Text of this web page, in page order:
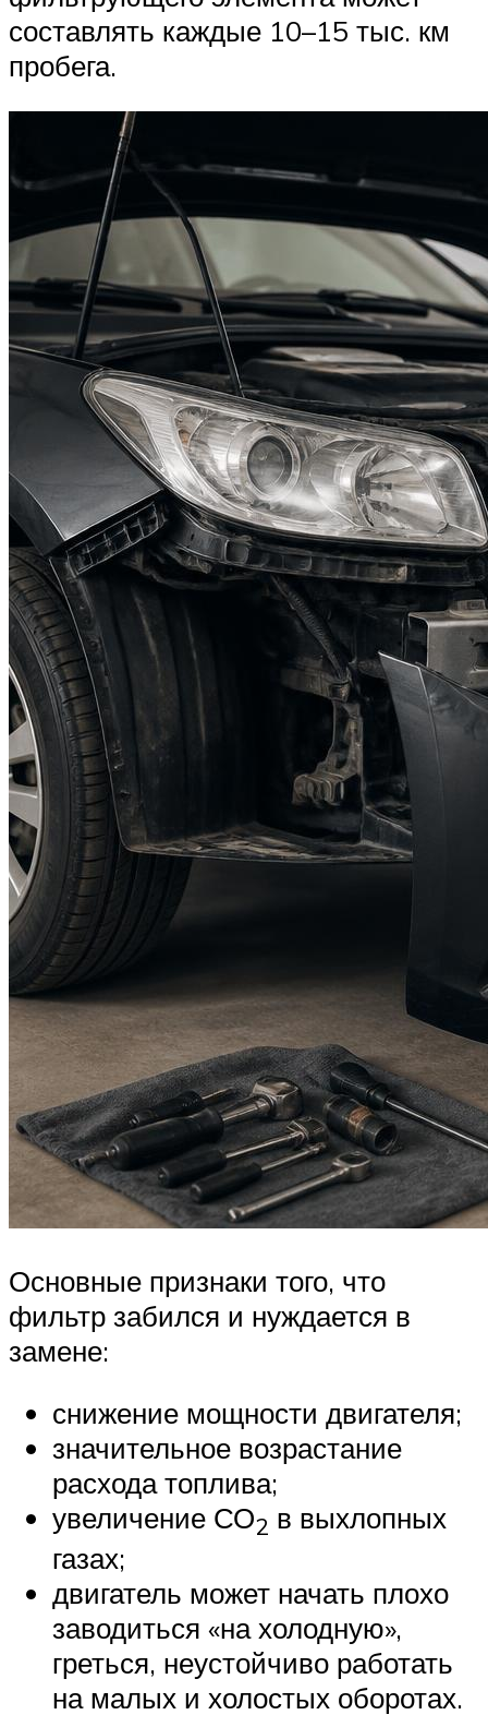
составлять каждые 10–15 тыс. км
пробега.
Основные признаки того, что
фильтр забился и нуждается в
замене:
снижение мощности двигателя;
значительное возрастание
расхода топлива;
увеличение СО2 в выхлопных
газах;
двигатель может начать плохо
заводиться «на холодную»,
греться, неустойчиво работать
на малых и холостых оборотах.